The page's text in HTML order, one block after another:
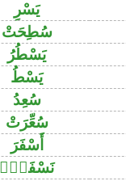
يَسْرِ
سُطِحَتْ
يَسْطُرُ
يَسْطُ
سُعِدُ
سُعِّرَتْ
أَسْفَرَ
نَسْفَعًۢ